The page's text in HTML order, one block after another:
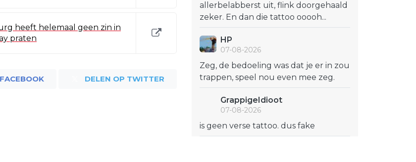
heeft helemaal geen zin in
praten
DELEN OP TWITTER
allerbelabberst uit, flink doorgehaald
zeker. En dan die tattoo ooooh...
HP
07-08-2026
Zeg, de bedoeling was dat je er in zou
trappen, speel nou even mee zeg.
GrappigeIdioot
07-08-2026
is geen verse tattoo. dus fake